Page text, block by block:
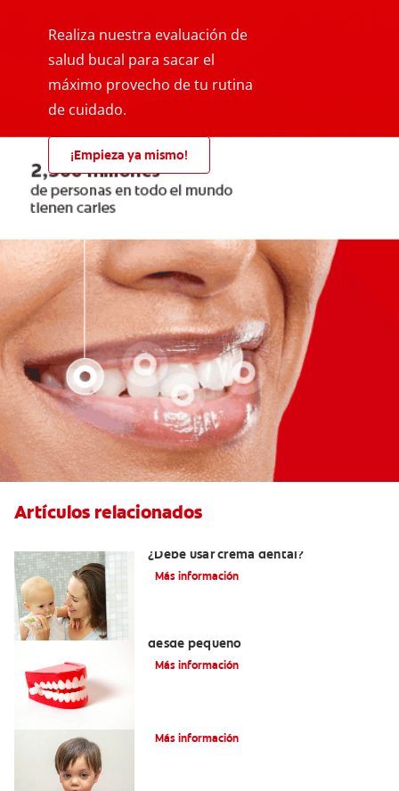
Realiza nuestra evaluación de
salud bucal para sacar el
máximo provecho de tu rutina
de cuidado.
¡Empieza ya mismo!
Artículos relacionados
¿Debe usar crema dental?
Más información
desde pequeño
Más información
Más información